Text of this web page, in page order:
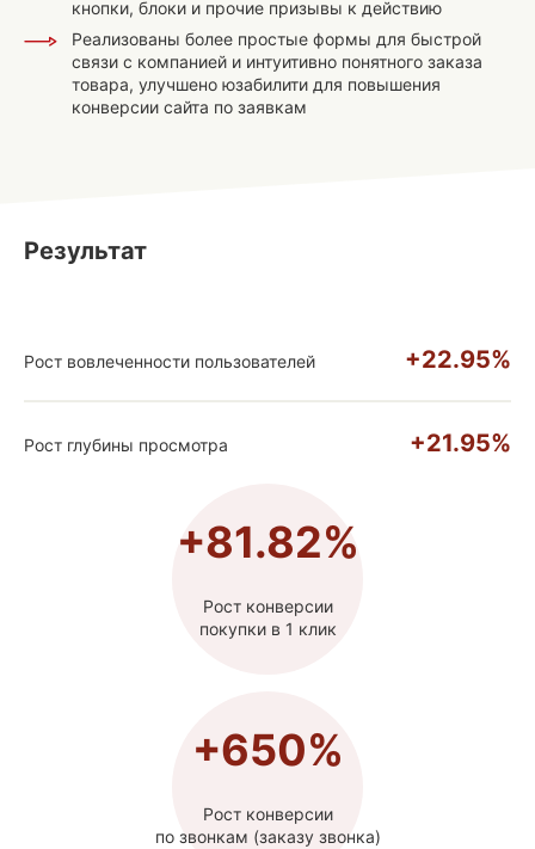
кнопки, блоки и прочие призывы к действию
Реализованы более простые формы для быстрой
связи с компанией и интуитивно понятного заказа
товара, улучшено юзабилити для повышения
конверсии сайта по заявкам
Результат
Рост вовлеченности пользователей +22.95%
Рост глубины просмотра +21.95%
+81.82%
Рост конверсии
покупки в 1 клик
+650%
Рост конверсии
по звонкам (заказу звонка)